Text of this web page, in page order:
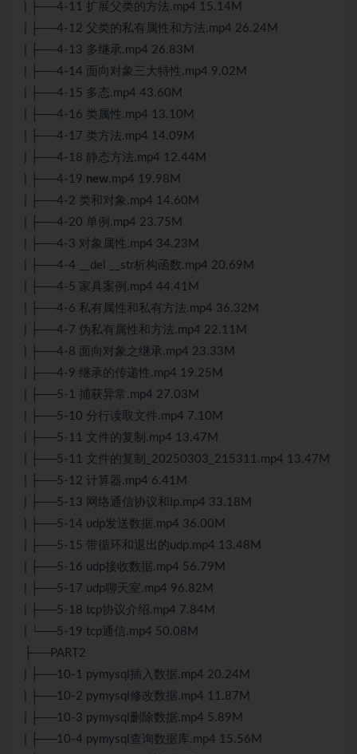
| ├──4-11 扩展父类的方法.mp4 15.14M
| ├──4-12 父类的私有属性和方法.mp4 26.24M
| ├──4-13 多继承.mp4 26.83M
| ├──4-14 面向对象三大特性.mp4 9.02M
| ├──4-15 多态.mp4 43.60M
| ├──4-16 类属性.mp4 13.10M
| ├──4-17 类方法.mp4 14.09M
| ├──4-18 静态方法.mp4 12.44M
| ├──4-19 new.mp4 19.98M
| ├──4-2 类和对象.mp4 14.60M
| ├──4-20 单例.mp4 23.75M
| ├──4-3 对象属性.mp4 34.23M
| ├──4-4 __del __str析构函数.mp4 20.69M
| ├──4-5 家具案例.mp4 44.41M
| ├──4-6 私有属性和私有方法.mp4 36.32M
| ├──4-7 伪私有属性和方法.mp4 22.11M
| ├──4-8 面向对象之继承.mp4 23.33M
| ├──4-9 继承的传递性.mp4 19.25M
| ├──5-1 捕获异常.mp4 27.03M
| ├──5-10 分行读取文件.mp4 7.10M
| ├──5-11 文件的复制.mp4 13.47M
| ├──5-11 文件的复制_20250303_215311.mp4 13.47M
| ├──5-12 计算器.mp4 6.41M
| ├──5-13 网络通信协议和Ip.mp4 33.18M
| ├──5-14 udp发送数据.mp4 36.00M
| ├──5-15 带循环和退出的udp.mp4 13.48M
| ├──5-16 udp接收数据.mp4 56.79M
| ├──5-17 udp聊天室.mp4 96.82M
| ├──5-18 tcp协议介绍.mp4 7.84M
| └──5-19 tcp通信.mp4 50.08M
├──PART2
| ├──10-1 pymysql插入数据.mp4 20.24M
| ├──10-2 pymysql修改数据.mp4 11.87M
| ├──10-3 pymysql删除数据.mp4 5.89M
| ├──10-4 pymysql查询数据库.mp4 15.56M